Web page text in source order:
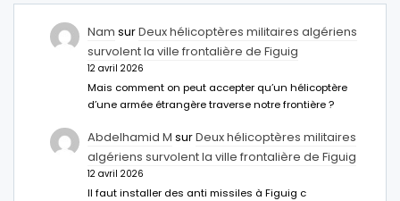
Nam surDeux hélicoptères militaires algériens
survolent la ville frontalière de Figuig
12 avril 2026
Mais comment on peut accepter qu’un hélicoptère
d’une armée étrangère traverse notre frontière ?
Abdelhamid M surDeux hélicoptères militaires
algériens survolent la ville frontalière de Figuig
12 avril 2026
Il faut installer des anti missiles à Figuig c